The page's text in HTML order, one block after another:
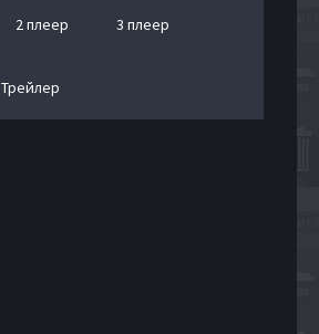
2 плеер 3 плеер
Трейлер